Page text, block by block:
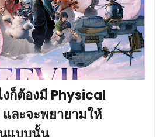
งก็ต้องมี Physical
ละจะพยายามให้